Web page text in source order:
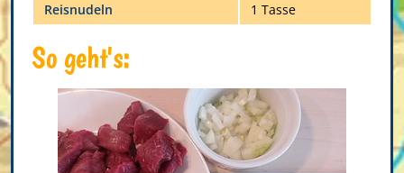
Reisnudeln
1 Tasse
So geht's: